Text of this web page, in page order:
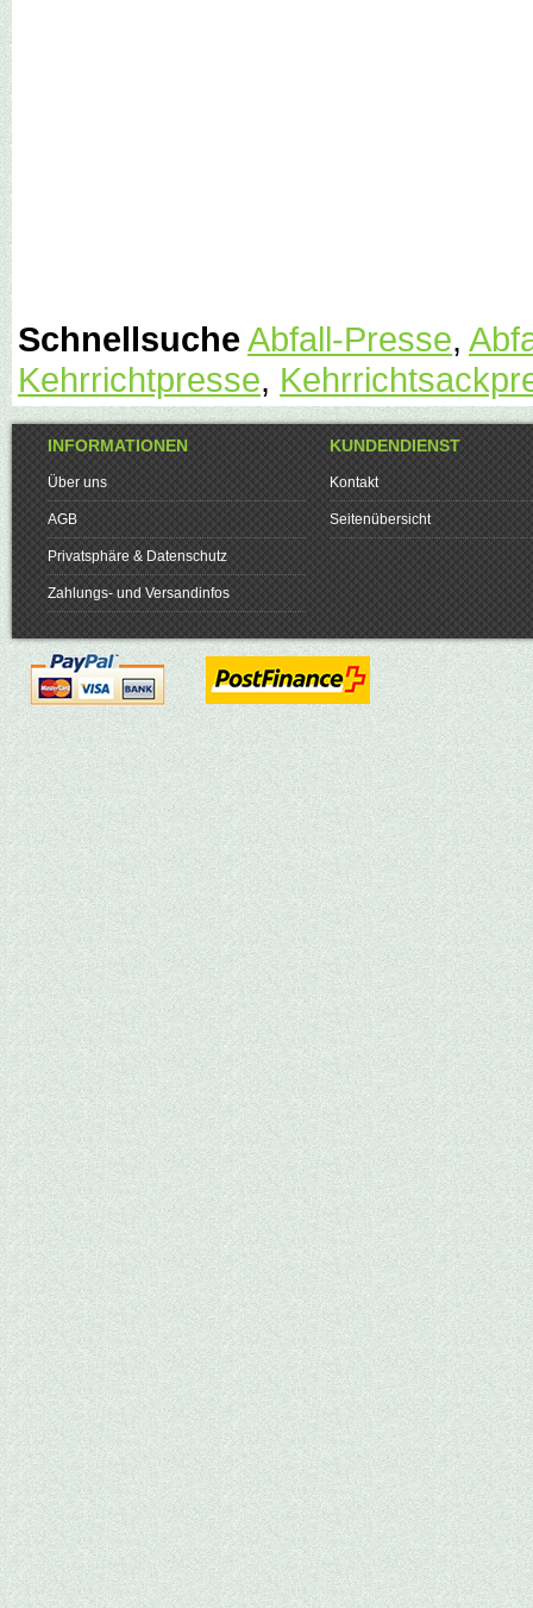
Schnellsuche Abfall-Presse,
Kehrrichtpresse,
INFORMATIONEN
Über uns
AGB
Privatsphäre & Datenschutz
Zahlungs- und Versandinfos
KUNDENDIENST
Kontakt
Seitenübersicht